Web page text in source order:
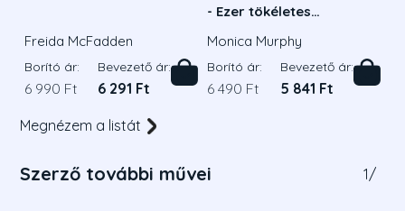
Freida McFadden
Borító ár:
6 990 Ft
Bevezető ár:
6 291 Ft
- Ezer tökéletes
Monica Murphy
Borító ár:
6 490 Ft
Bevezető ár:
5 841 Ft
Megnézem a listát
Szerző további művei 1/